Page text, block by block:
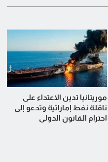
موريتانيا تدين الاعتداء على
ناقلة نفط إماراتية وتدعو إلى
احترام القانون الدولي